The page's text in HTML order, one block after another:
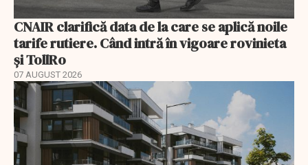
CNAIR clarifică data de la care se aplică noile
tarife rutiere. Când intră în vigoare rovinieta
și TollRo
07 AUGUST 2026